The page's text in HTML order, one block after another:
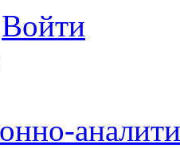
Войти